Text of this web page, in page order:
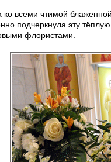
всеми чтимой
подчеркнула эту
флористами.